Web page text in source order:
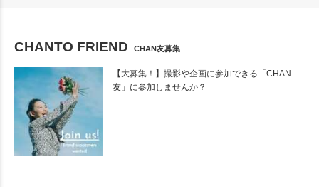
CHANTO FRIEND CHAN友募集
【大募集！】撮影や企画に参加できる「CHAN
友」に参加しませんか？